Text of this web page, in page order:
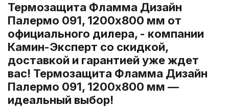
Термозащита Фламма Дизайн
Палермо 091, 1200х800 мм от
официального дилера, - компании
Камин-Эксперт со скидкой,
доставкой и гарантией уже ждет
вас! Термозащита Фламма Дизайн
Палермо 091, 1200х800 мм —
идеальный выбор!